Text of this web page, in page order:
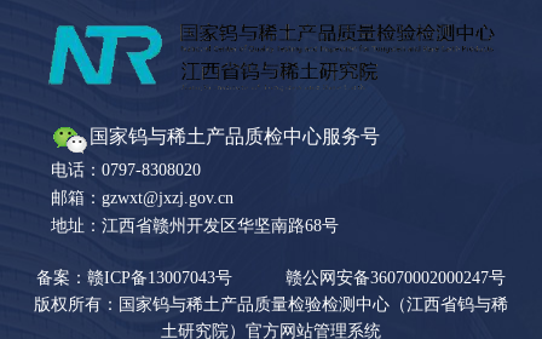
国家钨与稀土产品质检中心服务号
电话：0797-8308020
邮箱：gzwxt@jxzj.gov.cn
地址：江西省赣州开发区华坚南路68号
备案：赣ICP备13007043号
赣公网安备36070002000247号
版权所有：国家钨与稀土产品质量检验检测中心（江西省钨与稀
土研究院）官方网站管理系统